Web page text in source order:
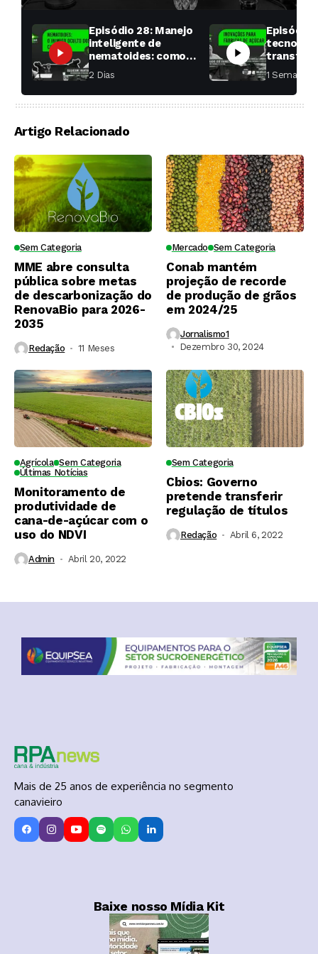
Episódio 28: Manejo
inteligente de
nematoides: como
aumentar a
produtividade das
soqueiras?
2 Dias ⁮
Episódio
fábricas
1 Semana ⁮
Artigo Relacionado
Sem Categoria
MME abre consulta
pública sobre metas
de descarbonização do
RenovaBio para 2026-
2035
Redação 11 Meses ⁮
Mercado Sem Categoria
Conab mantém
projeção de recorde
de produção de grãos
em 2024/25
Jornalismo1
Dezembro 30, 2024
Agrícola Sem Categoria
Últimas Notícias
Monitoramento de
produtividade de
cana-de-açúcar com o
uso do NDVI
Admin Abril 20, 2022
Sem Categoria
Cbios: Governo
pretende transferir
regulação de títulos
Redação Abril 6, 2022
Mais de 25 anos de experiência no segmento
canavieiro
Baixe nosso Mídia Kit